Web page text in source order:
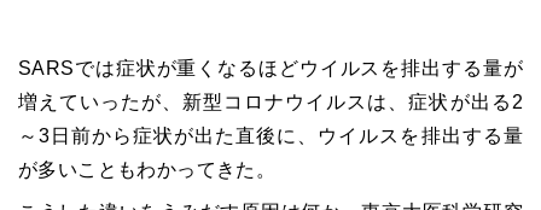
SARSでは症状が重くなるほどウイルスを排出する量が
増えていったが、新型コロナウイルスは、症状が出る 2
～3 日前から症状が出た直後に、ウイルスを排出する量
が多いこともわかってきた。